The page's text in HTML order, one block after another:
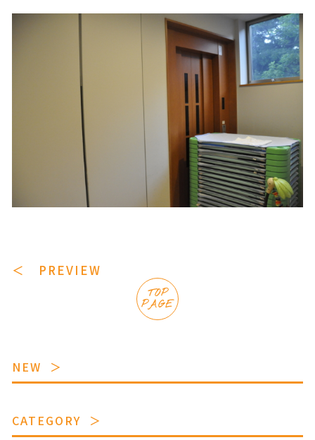
＜ PREVIEW
TOP
PAGE
NEW
CATEGORY